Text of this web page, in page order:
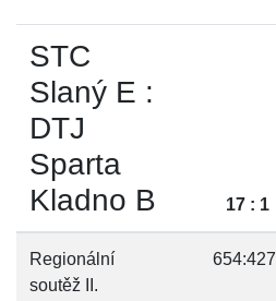
STC
Slaný E :
DTJ
Sparta
Kladno B
17 : 1
Regionální
soutěž II.
654:427